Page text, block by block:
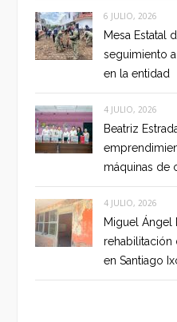
6 JULIO, 2026
Mesa Estatal
seguimiento
en la entidad
4 JULIO, 2026
Beatriz
máquinas de
4 JULIO, 2026
Miguel Ángel
rehabilitación
en Santiago